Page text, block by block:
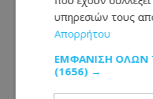
υπηρεσιών τους
Απορρήτου
ΕΜΦΆΝΙΣΗ ΌΛΩΝ
(1656) →